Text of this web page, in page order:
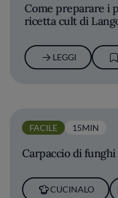
Come preparare i
ricetta cult di
LEGGI
FACILE 15MIN
Carpaccio di
CUCINALO